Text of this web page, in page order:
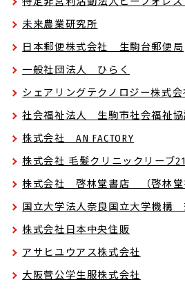
未来農業研究所
日本郵便株式会社 生駒台郵便局
一般社団法人 ひらく
シェアリングテクノロジー株式会
社会福祉法人 生駒市社会福祉協
株式会社 AN FACTORY
株式会社 毛髪クリニックリーブ21
株式会社 啓林堂書店 （啓林堂
国立大学法人奈良国立大学機構
株式会社日本中央住販
アサヒユウアス株式会社
大阪菅公学生服株式会社